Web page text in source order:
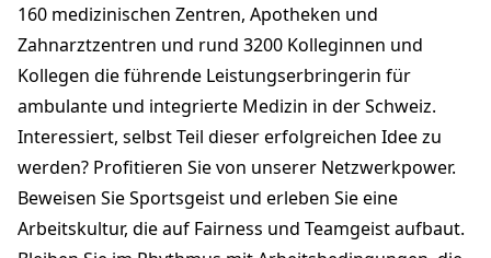
160 medizinischen Zentren, Apotheken und
Zahnarztzentren und rund 3200 Kolleginnen und
Kollegen die führende Leistungserbringerin für
ambulante und integrierte Medizin in der Schweiz.
Interessiert, selbst Teil dieser erfolgreichen Idee zu
werden? Profitieren Sie von unserer Netzwerkpower.
Beweisen Sie Sportsgeist und erleben Sie eine
Arbeitskultur, die auf Fairness und Teamgeist aufbaut.